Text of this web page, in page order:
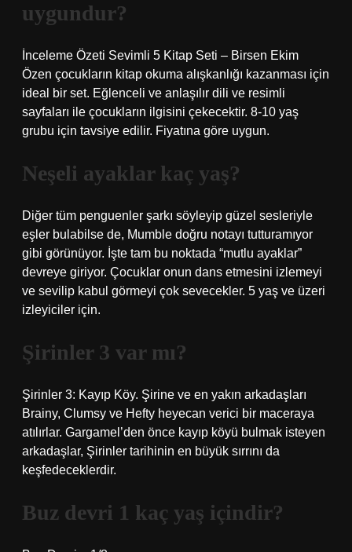
uygundur?
İnceleme Özeti Sevimli 5 Kitap Seti – Birsen Ekim
Özen çocukların kitap okuma alışkanlığı kazanması için
ideal bir set. Eğlenceli ve anlaşılır dili ve resimli
sayfaları ile çocukların ilgisini çekecektir. 8-10 yaş
grubu için tavsiye edilir. Fiyatına göre uygun.
Neşeli ayaklar kaç yaş?
Diğer tüm penguenler şarkı söyleyip güzel sesleriyle
eşler bulabilse de, Mumble doğru notayı tutturamıyor
gibi görünüyor. İşte tam bu noktada “mutlu ayaklar”
devreye giriyor. Çocuklar onun dans etmesini izlemeyi
ve sevilip kabul görmeyi çok sevecekler. 5 yaş ve üzeri
izleyiciler için.
Şirinler 3 var mı?
Şirinler 3: Kayıp Köy. Şirine ve en yakın arkadaşları
Brainy, Clumsy ve Hefty heyecan verici bir maceraya
atılırlar. Gargamel’den önce kayıp köyü bulmak isteyen
arkadaşlar, Şirinler tarihinin en büyük sırrını da
keşfedeceklerdir.
Buz devri 1 kaç yaş içindir?